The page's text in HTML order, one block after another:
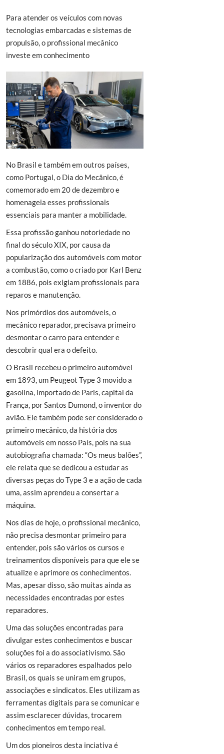
Para atender os veículos com novas
tecnologias embarcadas e sistemas de
propulsão, o profissional mecânico
investe em conhecimento
No Brasil e também em outros países,
como Portugal, o Dia do Mecânico, é
comemorado em 20 de dezembro e
homenageia esses profissionais
essenciais para manter a mobilidade.
Essa profissão ganhou notoriedade no
final do século XIX, por causa da
popularização dos automóveis com motor
a combustão, como o criado por Karl Benz
em 1886, pois exigiam profissionais para
reparos e manutenção.
Nos primórdios dos automóveis, o
mecânico reparador, precisava primeiro
desmontar o carro para entender e
descobrir qual era o defeito.
O Brasil recebeu o primeiro automóvel
em 1893, um Peugeot Type 3 movido a
gasolina, importado de Paris, capital da
França, por Santos Dumond, o inventor do
avião. Ele também pode ser considerado o
primeiro mecânico, da história dos
automóveis em nosso País, pois na sua
autobiografia chamada: “Os meus balões”,
ele relata que se dedicou a estudar as
diversas peças do Type 3 e a ação de cada
uma, assim aprendeu a consertar a
máquina.
Nos dias de hoje, o profissional mecânico,
não precisa desmontar primeiro para
entender, pois são vários os cursos e
treinamentos disponíveis para que ele se
atualize e aprimore os conhecimentos.
Mas, apesar disso, são muitas ainda as
necessidades encontradas por estes
reparadores.
Uma das soluções encontradas para
divulgar estes conhecimentos e buscar
soluções foi a do associativismo. São
vários os reparadores espalhados pelo
Brasil, os quais se uniram em grupos,
associações e sindicatos. Eles utilizam as
ferramentas digitais para se comunicar e
assim esclarecer dúvidas, trocarem
conhecimentos em tempo real.
Um dos pioneiros desta inciativa é